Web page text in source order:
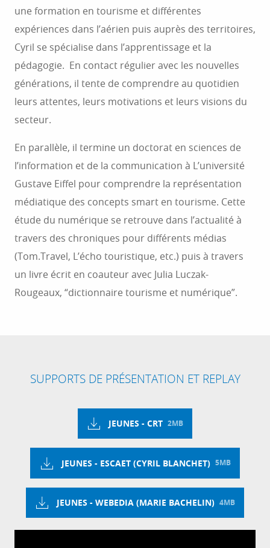
une formation en tourisme et différentes
expériences dans l’aérien puis auprès des territoires,
Cyril se spécialise dans l’apprentissage et la
pédagogie. En contact régulier avec les nouvelles
générations, il tente de comprendre au quotidien
leurs attentes, leurs motivations et leurs visions du
secteur.
En parallèle, il termine un doctorat en sciences de
l’information et de la communication à L’université
Gustave Eiffel pour comprendre la représentation
médiatique des concepts smart en tourisme. Cette
étude du numérique se retrouve dans l’actualité à
travers des chroniques pour différents médias
(Tom.Travel, L’écho touristique, etc.) puis à travers
un livre écrit en coauteur avec Julia Luczak-
Rougeaux, “dictionnaire tourisme et numérique”.
SUPPORTS DE PRÉSENTATION ET REPLAY
JEUNES - CRT 2MB
JEUNES - ESCAET (CYRIL BLANCHET) 5MB
JEUNES - WEBEDIA (MARIE BACHELIN) 4MB